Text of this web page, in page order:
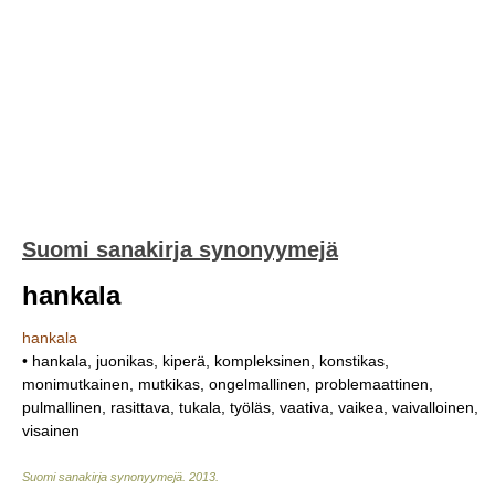
Suomi sanakirja synonyymejä
hankala
hankala
• hankala, juonikas, kiperä, kompleksinen, konstikas,
monimutkainen, mutkikas, ongelmallinen, problemaattinen,
pulmallinen, rasittava, tukala, työläs, vaativa, vaikea, vaivalloinen,
visainen
Suomi sanakirja synonyymejä 2013